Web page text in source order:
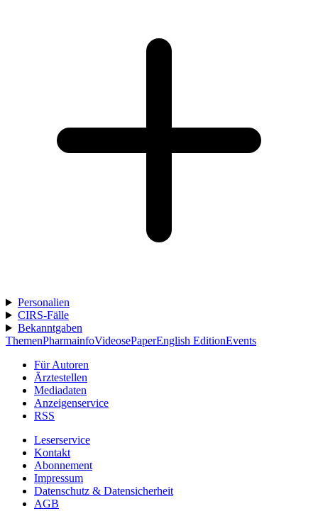
Personalien
CIRS-Fälle
Bekanntgaben
ThemenPharmainfoVideosePaperEnglish EditionEvents
Für Autoren
Ärztestellen
Mediadaten
Anzeigenservice
RSS
Leserservice
Kontakt
Abonnement
Impressum
Datenschutz & Datensicherheit
AGB